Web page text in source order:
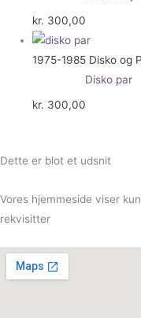
kr. 300,00
1975-1985 Disko og
Disko par
kr. 300,00
Dette er blot et udsnit
Vores hjemmeside viser
rekvisitter